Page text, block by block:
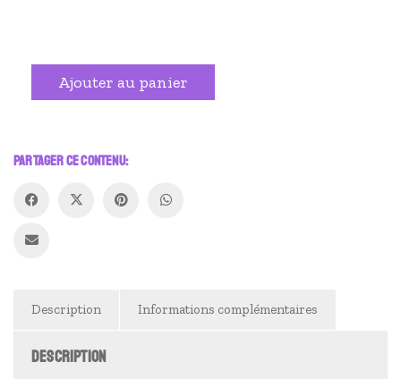
Ajouter au panier
PARTAGER CE CONTENU:
Description Informations complémentaires
DESCRIPTION